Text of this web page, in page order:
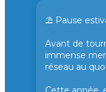
⛱️ Pause
Avant de
immense
réseau au